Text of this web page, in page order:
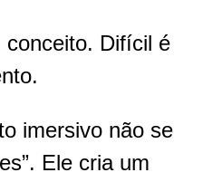
conceito. Difícil é
imersivo não se
Ele cria um